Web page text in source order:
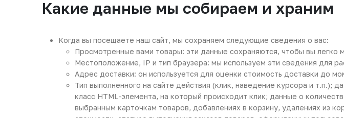
Какие данные мы собираем и храним
Когда вы посещаете наш сайт, мы сохраняем следующие сведения о вас:
Просмотренные вами товары: эти данные сохраняются, чтобы вы легко
Местоположение, IP и тип браузера: мы используем эти сведения для
Адрес доставки: он используется для оценки стоимость доставки до
Тип выполненного на сайте действия (клик, наведение курсора и т.п.);
класс HTML-элемента, на который происходит клик; данные о
выбранным карточкам товаров, добавлениях в корзину, удалениях из